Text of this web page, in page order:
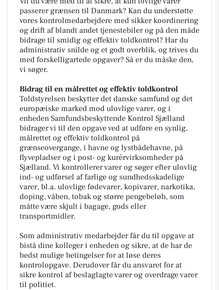
passerer grænsen til Danmark? Kan du understøtte
vores kontrolmedarbejdere med sikker koordinering
og drift af blandt andet tjenestebiler og på den måde
bidrage til smidig og effektiv toldkontrol? Har du
administrativ snilde og et godt overblik, og trives du
med forskelligartede opgaver? Så er du måske den,
vi søger.
Bidrag til en målrettet og effektiv toldkontrol
Toldstyrelsen beskytter det danske samfund og det
europæiske marked mod ulovlige varer, og i
enheden Samfundsbeskyttende Kontrol Sjælland
bidrager vi til den opgave ved at udføre en synlig,
målrettet og effektiv toldkontrol på
grænseovergange, i havne og lystbådehavne, på
flyvepladser og i post- og kurérvirksomheder på
Sjælland. Vi kontrollerer varer og søger efter ulovlig
ind- og udførsel af farlige og sundhedsskadelige
varer, bl.a. ulovlige fødevarer, kopivarer, narkotika,
doping, våben, tobak og større pengebeløb, som
måtte være skjult i bagage, gods eller
transportmidler.
Som administrativ medarbejder får du til opgave at
bistå dine kolleger i enheden og sikre, at de har de
bedst mulige betingelser for at løse deres
kontrolopgave. Derudover får du ansvaret for at
sikre kontrol af beslaglagte varer og overdrage varer
til politiet.